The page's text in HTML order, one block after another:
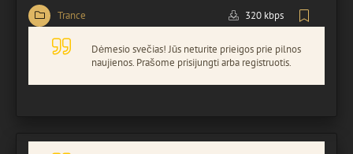
Trance 320 kbps
Dėmesio svečias! Jūs neturite prieigos prie pilnos
naujienos. Prašome prisijungti arba registruotis.